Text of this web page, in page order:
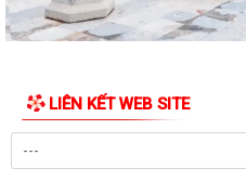
LIÊN KẾT WEB SITE